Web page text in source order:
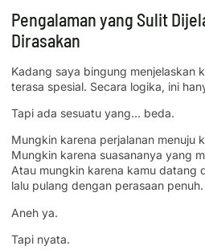
Pengalaman yang Sulit
Dirasakan
Kadang saya bingung menjelaskan
terasa spesial. Secara logika, ini
Tapi ada sesuatu yang… beda.
Mungkin karena perjalanan menuju
Mungkin karena suasananya yang
Atau mungkin karena kamu datang
lalu pulang dengan perasaan penuh.
Aneh ya.
Tapi nyata.